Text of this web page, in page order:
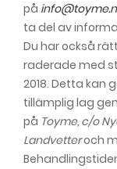
på
ta del av
Du har också
raderade med
2018. Detta kan
tillämplig lag
på Toyme, c/o
Landvetteroch